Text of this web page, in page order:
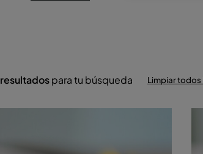
resultadospara tu búsqueda Limpiar todos